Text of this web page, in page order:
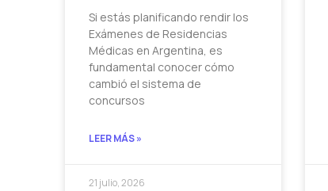
Si estás planificando rendir los
Exámenes de Residencias
Médicas en Argentina, es
fundamental conocer cómo
cambió el sistema de
concursos
LEER MÁS »
21 julio, 2026